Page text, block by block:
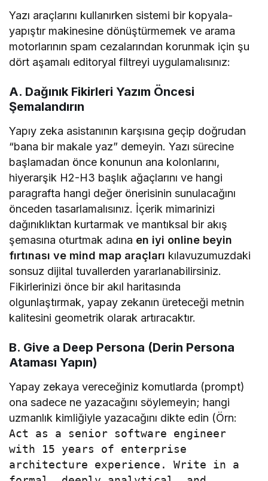
Yazı araçlarını kullanırken sistemi bir kopyala-
yapıştır makinesine dönüştürmemek ve arama
motorlarının spam cezalarından korunmak için şu
dört aşamalı editoryal filtreyi uygulamalısınız:
A. Dağınık Fikirleri Yazım Öncesi
Şemalandırın
Yapıy zeka asistanının karşısına geçip doğrudan
“bana bir makale yaz” demeyin. Yazı sürecine
başlamadan önce konunun ana kolonlarını,
hiyerarşik H2-H3 başlık ağaçlarını ve hangi
paragrafta hangi değer önerisinin sunulacağını
önceden tasarlamalısınız. İçerik mimarinizi
dağınıklıktan kurtarmak ve mantıksal bir akış
şemasına oturtmak adına en iyi online beyin
fırtınası ve mind map araçları kılavuzumuzdaki
sonsuz dijital tuvallerden yararlanabilirsiniz.
Fikirlerinizi önce bir akıl haritasında
olgunlaştırmak, yapay zekanın üreteceği metnin
kalitesini geometrik olarak artıracaktır.
B. Give a Deep Persona (Derin Persona
Ataması Yapın)
Yapay zekaya vereceğiniz komutlarda (prompt)
ona sadece ne yazacağını söylemeyin; hangi
uzmanlık kimliğiyle yazacağını dikte edin (Örn:
Act as a senior software engineer
with 15 years of enterprise
architecture experience. Write in a